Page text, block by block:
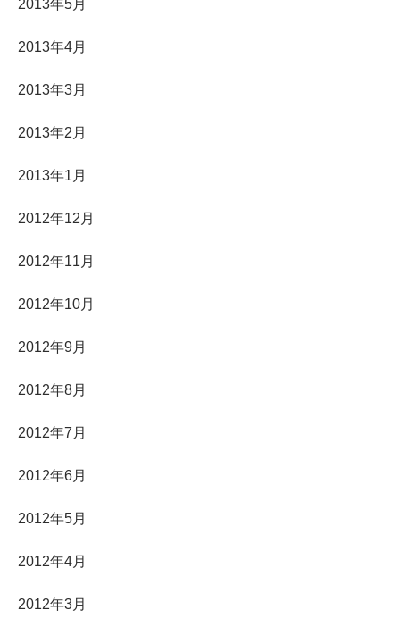
2013年5月
2013年4月
2013年3月
2013年2月
2013年1月
2012年12月
2012年11月
2012年10月
2012年9月
2012年8月
2012年7月
2012年6月
2012年5月
2012年4月
2012年3月